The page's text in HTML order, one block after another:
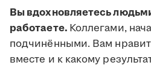
Вы вдохновляетесь
работаете. Коллегами,
подчинёнными. Вам
вместе и к какому